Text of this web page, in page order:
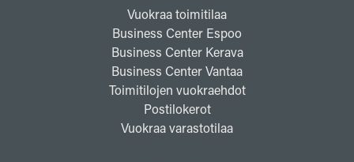
Vuokraa toimitilaa
Business Center Espoo
Business Center Kerava
Business Center Vantaa
Toimitilojen vuokraehdot
Postilokerot
Vuokraa varastotilaa